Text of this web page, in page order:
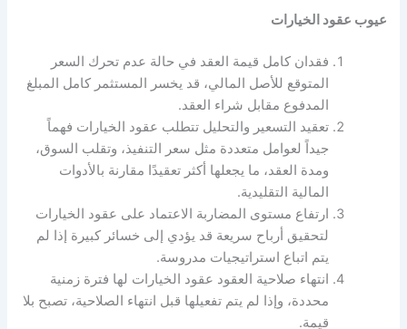
عيوب عقود الخيارات
فقدان كامل قيمة العقد في حالة عدم تحرك السعر
المتوقع للأصل المالي، قد يخسر المستثمر كامل المبلغ
المدفوع مقابل شراء العقد.
تعقيد التسعير والتحليل تتطلب عقود الخيارات فهماً
جيداً لعوامل متعددة مثل سعر التنفيذ، وتقلب السوق،
ومدة العقد، ما يجعلها أكثر تعقيدًا مقارنة بالأدوات
المالية التقليدية.
ارتفاع مستوى المضاربة الاعتماد على عقود الخيارات
لتحقيق أرباح سريعة قد يؤدي إلى خسائر كبيرة إذا لم
يتم اتباع استراتيجيات مدروسة.
انتهاء صلاحية العقود عقود الخيارات لها فترة زمنية
محددة، وإذا لم يتم تفعيلها قبل انتهاء الصلاحية، تصبح بلا
قيمة.